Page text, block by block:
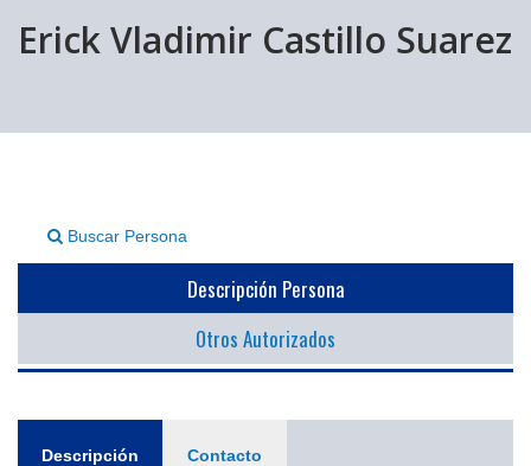
Erick Vladimir Castillo Suarez
Buscar Persona
Descripción Persona
Otros Autorizados
Descripción (solapaContacto